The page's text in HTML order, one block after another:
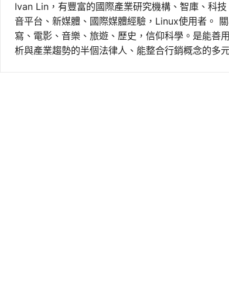
Ivan Lin，有豐富的國際產業研究機構、智庫、科
音平台、新媒體、國際媒體經驗，Linux使用者。
寫、電影、音樂、旅遊、歷史，信仰科學。是能善
析與產業趨勢的半個法律人、能整合行銷概念的多